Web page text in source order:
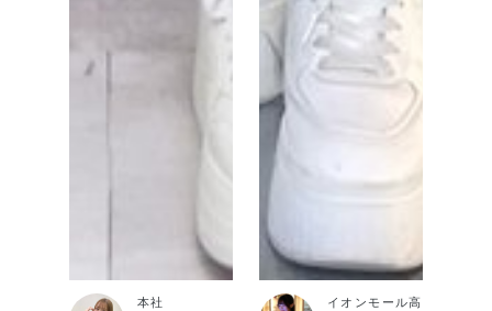
本社
イオンモール高